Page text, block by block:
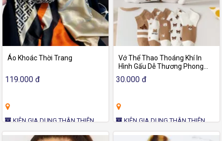
Áo Khoác Thời Trang
119.000 đ
KIÊN GIA DỤNG THÂN THIỆN
Vớ Thể Thao Thoáng Khí In
Hình Gấu Dễ Thương Phong
Cách harajuku Cho Nữ Hoạt
Hình
30.000 đ
KIÊN GIA DỤNG THÂN THIỆN